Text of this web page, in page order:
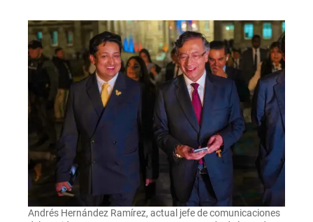
Andrés Hernández Ramírez, actual jefe de comunicaciones